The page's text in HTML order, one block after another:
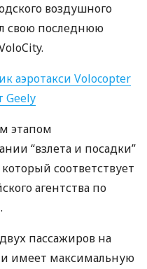
воздушного
свою последнюю
аэротакси Volocopter
Geely
этапом
“взлета и посадки”
соответствует
агентства по
пассажиров на
и имеет максимальную